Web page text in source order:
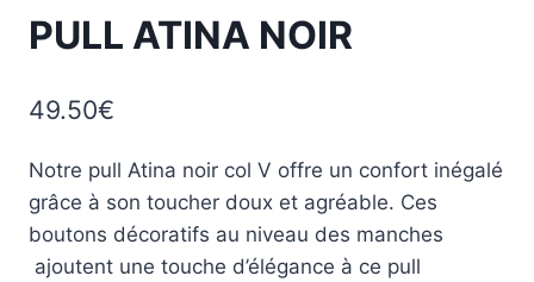
PULL ATINA NOIR
49.50€
Notre pull Atina noir col V offre un confort inégalé
grâce à son toucher doux et agréable. Ces
boutons décoratifs au niveau des manches
ajoutent une touche d’élégance à ce pull